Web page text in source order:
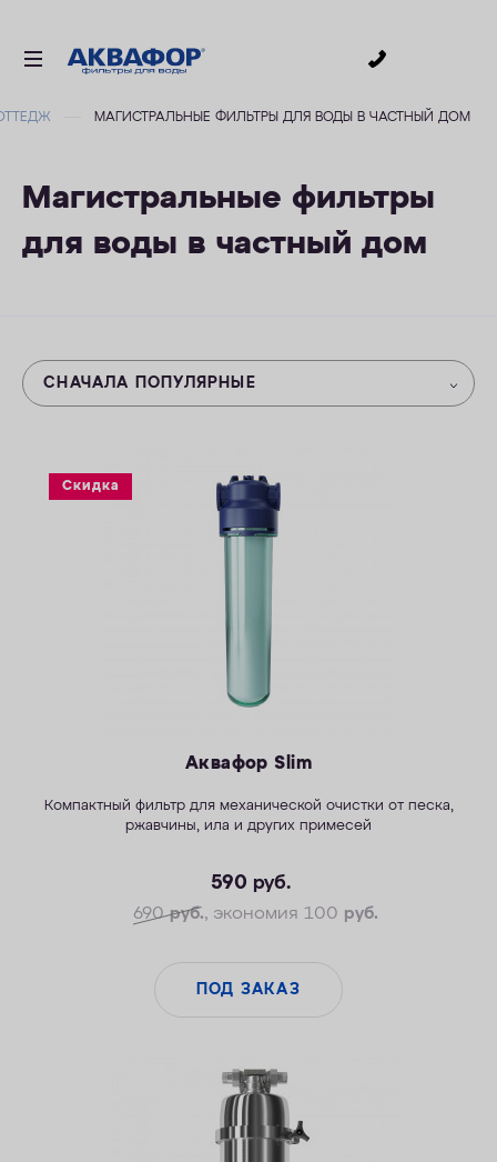
ДЛЯ ВАННОЙ
В КОТТЕДЖ
ОПЛАТА
МАГИСТРАЛЬНЫЕ ФИЛЬТРЫ ДЛЯ ВОДЫ В ЧАСТНЫЙ ДОМ
Магистральные фильтры
для воды в частный дом
СНАЧАЛА ПОПУЛЯРНЫЕ
Скидка
Аквафор Slim
Компактный фильтр для механической очистки от песка,
ржавчины, ила и других примесей
590 руб.
690руб., экономия 100 руб.
ПОД ЗАКАЗ